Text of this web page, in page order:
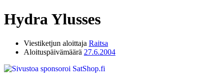
Hydra Ylusses
Viestiketjun aloittaja Raitsa
Aloituspäivämäärä 27.6.2004